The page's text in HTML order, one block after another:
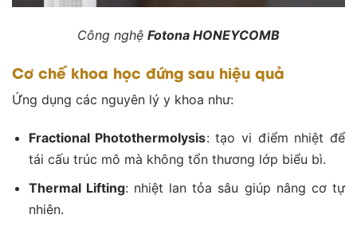
Công nghệ Fotona HONEYCOMB
Cơ chế khoa học đứng sau hiệu quả
Ứng dụng các nguyên lý y khoa như:
Fractional Photothermolysis: tạo vi điểm nhiệt để
tái cấu trúc mô mà không tổn thương lớp biểu bì.
Thermal Lifting: nhiệt lan tỏa sâu giúp nâng cơ tự
nhiên.